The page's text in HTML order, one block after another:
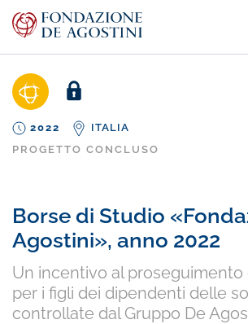
2022
ITALIA
PROGETTO CONCLUSO
Borse di Studio
Agostini», anno 2022
Un incentivo al proseguimento
per i figli dei dipendenti delle
controllate dal Gruppo De